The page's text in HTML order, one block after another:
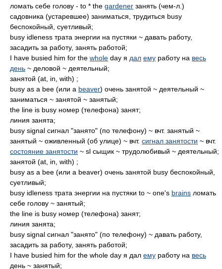
ломать себе голову - to * the gardener занять (чем-л.)
садовника (устаревшее) заниматься, трудиться busy
беспокойный, суетливый;
busy idleness трата энергии на пустяки ~ давать работу,
засадить за работу, занять работой;
I have busied him for the whole day я дал ему работу на весь
день ~ деловой ~ деятельный;
занятой (at, in, with) ;
busy as a bee (или a beaver) очень занятой ~ деятельный ~
заниматься ~ занятой ~ занятый;
the line is busy номер (телефона) занят;
линия занята;
busy signal сигнал "занято" (по телефону) ~ вчт. занятый ~
занятый ~ оживленный (об улице) ~ вчт. сигнал занятости ~ вчт.
состояние занятости ~ sl сыщик ~ трудолюбивый ~ деятельный;
занятой (at, in, with) ;
busy as a bee (или a beaver) очень занятой busy беспокойный,
суетливый;
busy idleness трата энергии на пустяки to ~ one's brains ломать
себе голову ~ занятый;
the line is busy номер (телефона) занят;
линия занята;
busy signal сигнал "занято" (по телефону) ~ давать работу,
засадить за работу, занять работой;
I have busied him for the whole day я дал ему работу на весь
день ~ занятый;